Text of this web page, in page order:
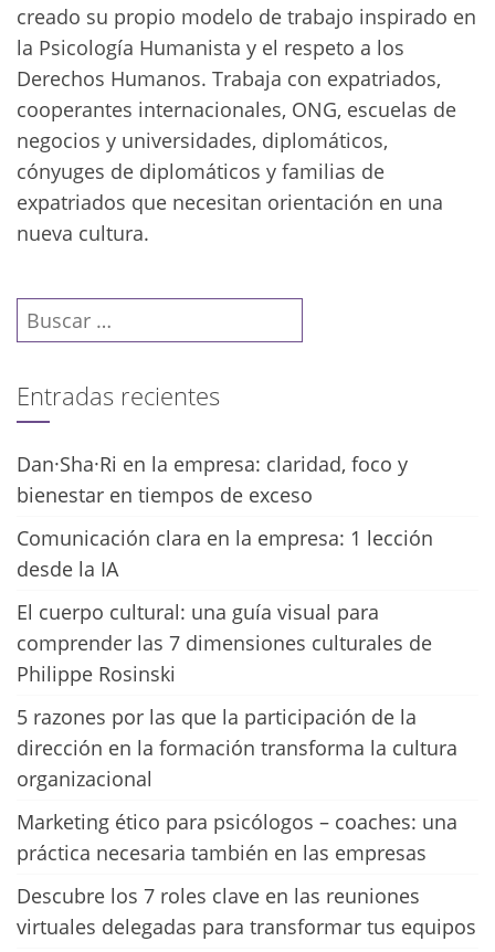
creado su propio modelo de trabajo inspirado en
la Psicología Humanista y el respeto a los
Derechos Humanos. Trabaja con expatriados,
cooperantes internacionales, ONG, escuelas de
negocios y universidades, diplomáticos,
cónyuges de diplomáticos y familias de
expatriados que necesitan orientación en una
nueva cultura.
Buscar:
Entradas recientes
Dan·Sha·Ri en la empresa: claridad, foco y
bienestar en tiempos de exceso
Comunicación clara en la empresa: 1 lección
desde la IA
El cuerpo cultural: una guía visual para
comprender las 7 dimensiones culturales de
Philippe Rosinski
5 razones por las que la participación de la
dirección en la formación transforma la cultura
organizacional
Marketing ético para psicólogos – coaches: una
práctica necesaria también en las empresas
Descubre los 7 roles clave en las reuniones
virtuales delegadas para transformar tus equipos